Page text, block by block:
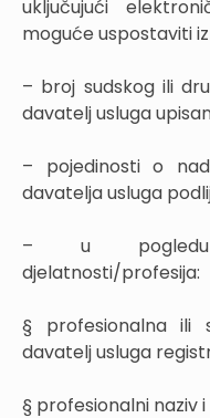
uključujući
moguće uspostaviti
– broj sudskog ili
davatelj usluga
– pojedinosti o
davatelja usluga
– u pogledu
djelatnosti/profesija:
§ profesionalna ili
davatelj usluga
§ profesionalni naziv